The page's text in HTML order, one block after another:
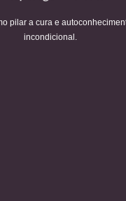
pilar a cura e
incondicional.